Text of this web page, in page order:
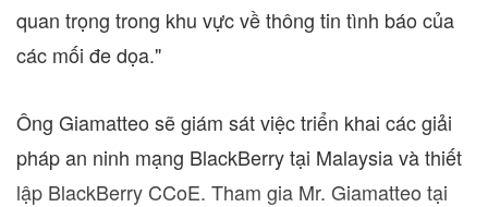
quan trọng trong khu vực về thông tin tình báo của
các mối đe dọa."
Ông Giamatteo sẽ giám sát việc triển khai các giải
pháp an ninh mạng BlackBerry tại Malaysiavà thiết
lập BlackBerry CCoE. Tham gia Mr. Giamatteo tại